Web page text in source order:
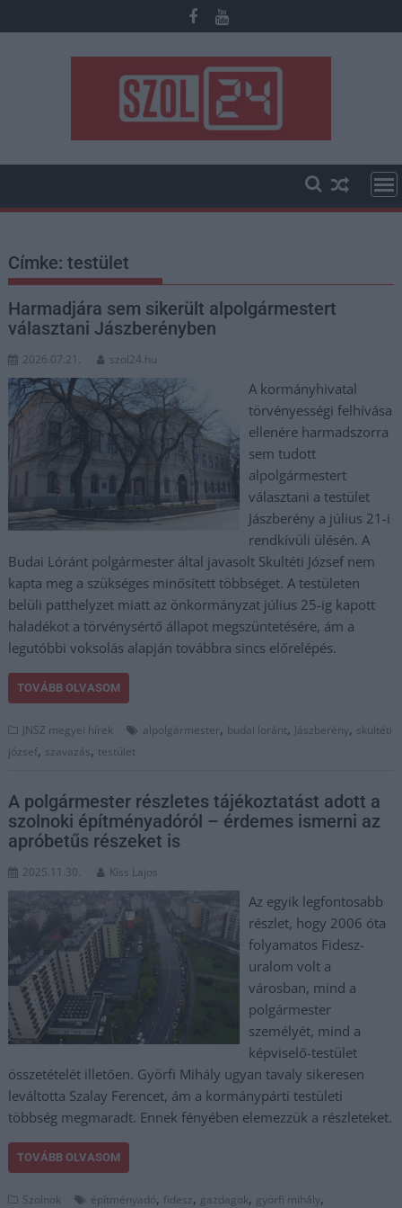
to
Címke:testület
Harmadjára sem sikerült alpolgármestert
választani Jászberényben
2026.07.21. szol24.hu
A kormányhivatal
törvényességi felhívása
ellenére harmadszorra
sem tudott
alpolgármestert
választani a testület
Jászberény a július 21-i
rendkívüli ülésén. A
Budai Lóránt polgármester által javasolt Skultéti József nem
kapta meg a szükséges minősített többséget. A testületen
belüli patthelyzet miatt az önkormányzat július 25-ig kapott
haladékot a törvénysértő állapot megszüntetésére, ám a
legutóbbi voksolás alapján továbbra sincs előrelépés.
TOVÁBB OLVASOM
JNSZ megyei hírek alpolgármester, budai loránt, Jászberény, skultéti
józsef, szavazás, testület
A polgármester részletes tájékoztatást adott a
szolnoki építményadóról – érdemes ismerni az
apróbetűs részeket is
2025.11.30. Kiss Lajos
Az egyik legfontosabb
részlet, hogy 2006 óta
folyamatos Fidesz-
uralom volt a
városban, mind a
polgármester
személyét, mind a
képviselő-testület
összetételét illetően. Györfi Mihály ugyan tavaly sikeresen
leváltotta Szalay Ferencet, ám a kormánypárti testületi
többség megmaradt. Ennek fényében elemezzük a részleteket.
TOVÁBB OLVASOM
Szolnok építményadó, fidesz, gazdagok, györfi mihály,